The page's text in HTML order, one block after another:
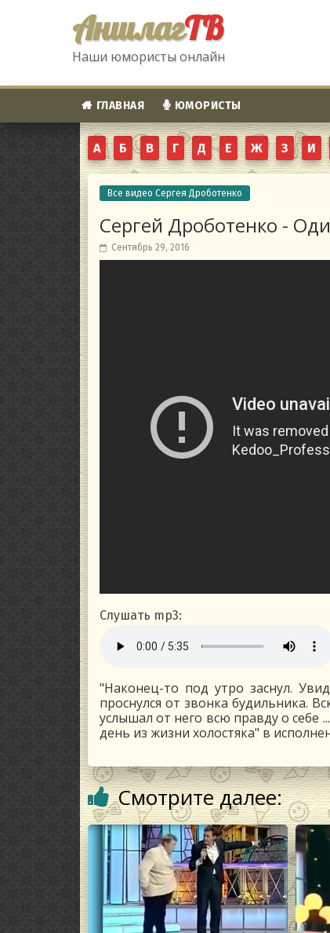
АншлагТВ
Наши юмористы онлайн
ГЛАВНАЯ ЮМОРИСТЫ
А Б В Г Д Е Ж З И
Все видео Сергея Дроботенко
Сергей Дроботенко -
Сентябрь 29, 2016
Слушать mp3:
"Наконец-то под утро заснул.
проснулся от звонка будильника.
услышал от него всю правду о
день из жизни холостяка" в
Смотрите далее: